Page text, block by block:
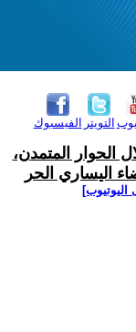
الفيسبوك التويتر
الحوار المتمدن،
اليساري الحر